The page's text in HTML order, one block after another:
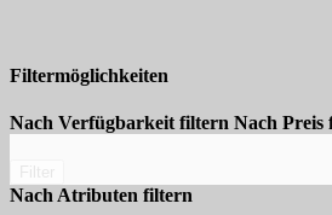
Filtermöglichkeiten
Nach Verfügbarkeit filtern Nach Preis
Nach Atributen filtern